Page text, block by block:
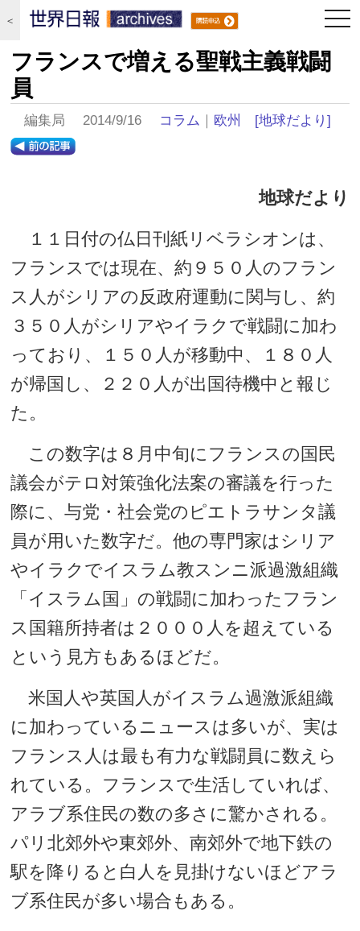
＜
フランスで増える聖戦主義戦闘
員
編集局 2014/9/16 コラム ｜ 欧州 [地球だより]
地球だより
１１日付の仏日刊紙リベラシオンは、
フランスでは現在、約９５０人のフラン
ス人がシリアの反政府運動に関与し、約
３５０人がシリアやイラクで戦闘に加わ
っており、１５０人が移動中、１８０人
が帰国し、２２０人が出国待機中と報じ
た。
この数字は８月中旬にフランスの国民
議会がテロ対策強化法案の審議を行った
際に、与党・社会党のピエトラサンタ議
員が用いた数字だ。他の専門家はシリア
やイラクでイスラム教スンニ派過激組織
「イスラム国」の戦闘に加わったフラン
ス国籍所持者は２０００人を超えている
という見方もあるほどだ。
米国人や英国人がイスラム過激派組織
に加わっているニュースは多いが、実は
フランス人は最も有力な戦闘員に数えら
れている。フランスで生活していれば、
アラブ系住民の数の多さに驚かされる。
パリ北郊外や東郊外、南郊外で地下鉄の
駅を降りると白人を見掛けないほどアラ
ブ系住民が多い場合もある。